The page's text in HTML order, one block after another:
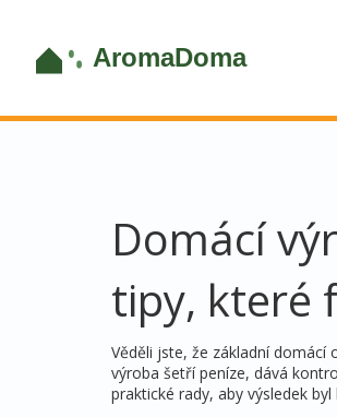
Domácí
tipy, které
Věděli jste, že základní
výroba šetří peníze, dává
praktické rady, aby výsledek